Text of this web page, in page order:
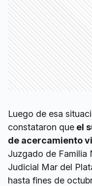
Luego de esa
constataron que el
de acercamiento
Juzgado de Familia
Judicial Mar del
hasta fines de